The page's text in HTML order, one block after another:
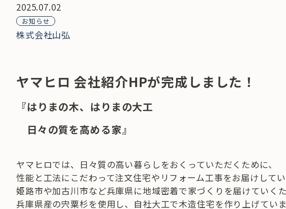
2025.07.02
お知らせ
株式会社山弘
ヤマヒロ 会社紹介HPが完成しました！
『はりまの木、はりまの大工
日々の質を高める家』
ヤマヒロでは、日々質の高い暮らしをおくっていただくために、
性能と工法にこだわって注文住宅やリフォーム工事をお届けしてい
姫路市や加古川市など兵庫県に地域密着で家づくりを届けていくた
兵庫県産の宍粟杉を使用し、自社大工で木造住宅を作り上げていま